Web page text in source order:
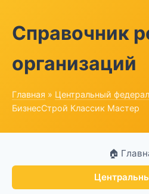
Справочник
организаций
Главная » Центральный
БизнесСтрой Классик Мастер
🏠